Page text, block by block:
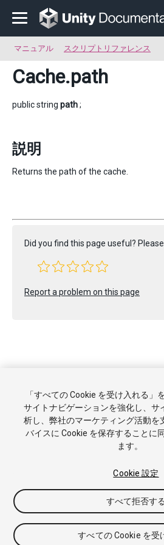
マニュアル スクリプトリファレンス
Cache.path
public string path;
説明
Returns the path of the cache.
Did you find this page useful?
Report a problem on this page
チュートリアル
Answers ナレッジベ
ットストア
商標と利用規約 法律関連
クッキー
私の個人情報を販売または共
Cookie 優先設定
「すべての Cookie を受け入れる」
サイトナビゲーションを強化し、サ
析し、弊社のマーケティング活動を
バイスに Cookie を保存することに
ます。
Cookie 設定
すべて拒否する
すべての Cookie を受